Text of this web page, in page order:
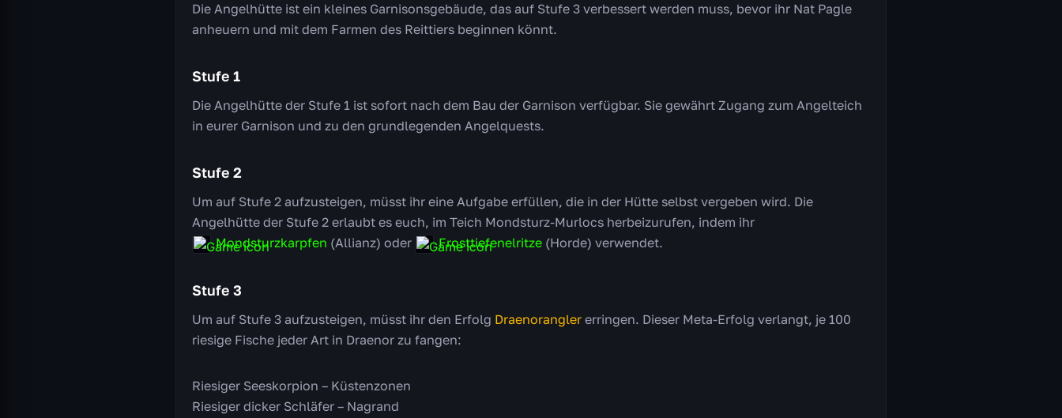
Die Angelhütte ist ein kleines Garnisonsgebäude, das auf Stufe 3 verbessert werden muss, bevor ihr Nat Pagle
anheuern und mit dem Farmen des Reittiers beginnen könnt.
Stufe 1
Die Angelhütte der Stufe 1 ist sofort nach dem Bau der Garnison verfügbar. Sie gewährt Zugang zum Angelteich
in eurer Garnison und zu den grundlegenden Angelquests.
Stufe 2
Um auf Stufe 2 aufzusteigen, müsst ihr eine Aufgabe erfüllen, die in der Hütte selbst vergeben wird. Die
Angelhütte der Stufe 2 erlaubt es euch, im Teich Mondsturz-Murlocs herbeizurufen, indem ihr
Mondsturzkarpfen (Allianz) oder Frosttiefenelritze (Horde) verwendet.
Stufe 3
Um auf Stufe 3 aufzusteigen, müsst ihr den Erfolg Draenorangler erringen. Dieser Meta-Erfolg verlangt, je 100
riesige Fische jeder Art in Draenor zu fangen:
Riesiger Seeskorpion – Küstenzonen
Riesiger dicker Schläfer – Nagrand